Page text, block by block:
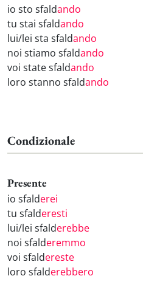
io sto sfaldando
tu stai sfaldando
lui/lei sta sfaldando
noi stiamo sfaldando
voi state sfaldando
loro stanno sfaldando
Condizionale
Presente
io sfalderei
tu sfalderesti
lui/lei sfalderebbe
noi sfalderemmo
voi sfaldereste
loro sfalderebbero